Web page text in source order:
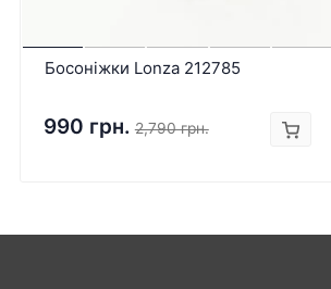
Босоніжки Lonza 212785
990 грн. 2,790 грн.